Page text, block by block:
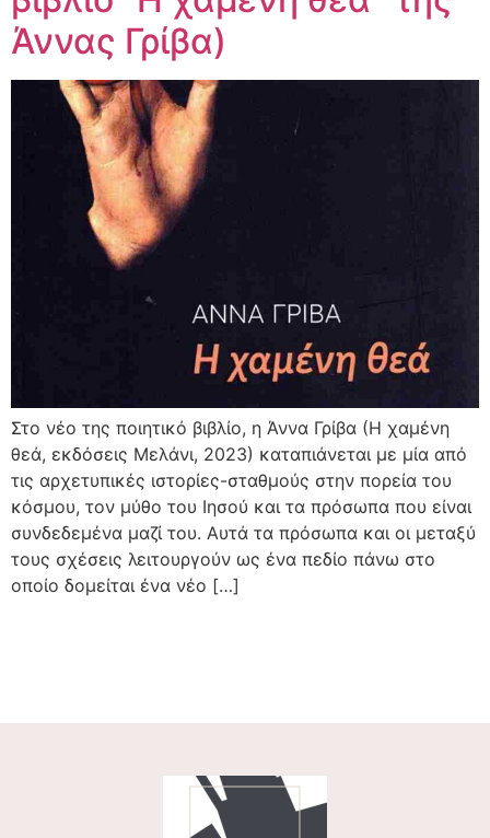
Άννας Γρίβα)
Στο νέο της ποιητικό βιβλίο, η Άννα Γρίβα (Η χαμένη
θεά, εκδόσεις Μελάνι, 2023) καταπιάνεται με μία από
τις αρχετυπικές ιστορίες-σταθμούς στην πορεία του
κόσμου, τον μύθο του Ιησού και τα πρόσωπα που είναι
συνδεδεμένα μαζί του. Αυτά τα πρόσωπα και οι μεταξύ
τους σχέσεις λειτουργούν ως ένα πεδίο πάνω στο
οποίο δομείται ένα νέο […]